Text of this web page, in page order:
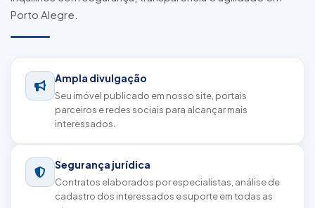
Porto Alegre.
Ampla divulgação
Seu imóvel publicado em nosso site, portais
parceiros e redes sociais para alcançar mais
interessados.
Segurança jurídica
Contratos elaborados por especialistas, análise de
cadastro dos interessados e suporte em todas as